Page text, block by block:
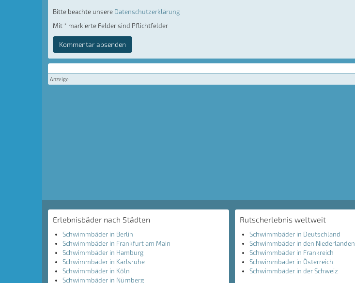
Bitte beachte unsere Datenschutzerklärung
Mit * markierte Felder sind Pflichtfelder
Kommentar absenden
Anzeige
Erlebnisbäder nach Städten
Schwimmbäder in Berlin
Schwimmbäder in Frankfurt am Main
Schwimmbäder in Hamburg
Schwimmbäder in Karlsruhe
Schwimmbäder in Köln
Schwimmbäder in Nürnberg
Rutscherlebnis weltweit
Schwimmbäder in Deutschland
Schwimmbäder in den Niederlanden
Schwimmbäder in Frankreich
Schwimmbäder in Österreich
Schwimmbäder in der Schweiz